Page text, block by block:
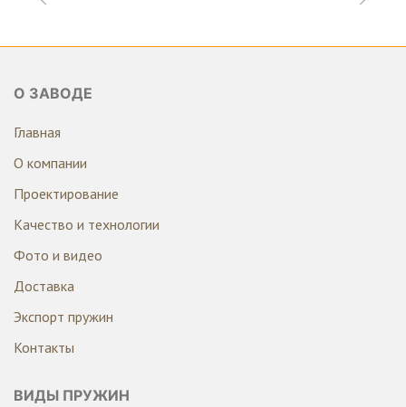
О ЗАВОДЕ
Главная
О компании
Проектирование
Качество и технологии
Фото и видео
Доставка
Экспорт пружин
Контакты
ВИДЫ ПРУЖИН